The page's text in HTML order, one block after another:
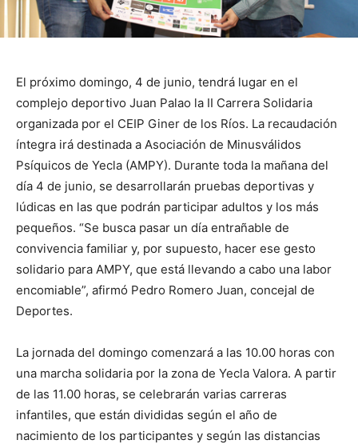
El próximo domingo, 4 de junio, tendrá lugar en el
complejo deportivo Juan Palao la II Carrera Solidaria
organizada por el CEIP Giner de los Ríos. La recaudación
íntegra irá destinada a Asociación de Minusválidos
Psíquicos de Yecla (AMPY). Durante toda la mañana del
día 4 de junio, se desarrollarán pruebas deportivas y
lúdicas en las que podrán participar adultos y los más
pequeños. “Se busca pasar un día entrañable de
convivencia familiar y, por supuesto, hacer ese gesto
solidario para AMPY, que está llevando a cabo una labor
encomiable”, afirmó Pedro Romero Juan, concejal de
Deportes.
La jornada del domingo comenzará a las 10.00 horas con
una marcha solidaria por la zona de Yecla Valora. A partir
de las 11.00 horas, se celebrarán varias carreras
infantiles, que están divididas según el año de
nacimiento de los participantes y según las distancias